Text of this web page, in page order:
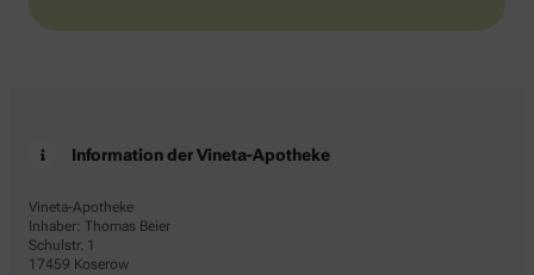
Information der Vineta-Apotheke
Vineta-Apotheke
Inhaber: Thomas Beier
Schulstr. 1
17459 Koserow